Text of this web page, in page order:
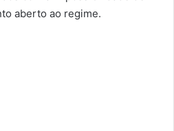
aberto ao regime.